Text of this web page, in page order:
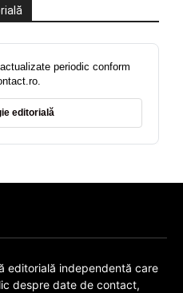
periodic conform
editorială
editorială independentă care
despre date de contact,